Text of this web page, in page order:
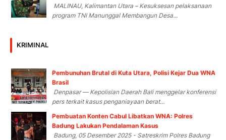
MALINAU, Kalimantan Utara – Kesuksesan pelaksanaan
program TNI Manunggal Membangun Desa...
KRIMINAL
Pembunuhan Brutal di Kuta Utara, Polisi Kejar Dua WNA
Brasil
Denpasar — Kepolisian Daerah Bali menggelar konferensi
pers terkait kasus penganiayaan berat...
Pembuatan Konten Cabul Libatkan WNA: Polres
Badung Lakukan Pendalaman Kasus
Badung, 05 Desember 2025 - Satreskrim Polres Badung